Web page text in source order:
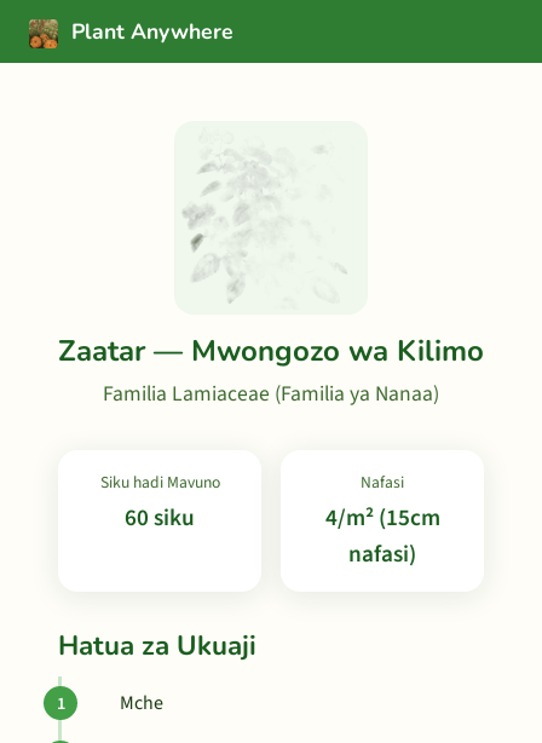
Plant Anywhere
Zaatar — Mwongozo wa Kilimo
Familia Lamiaceae (Familia ya Nanaa)
Siku hadi Mavuno
60 siku
Nafasi
4/m² (15cm
nafasi)
Hatua za Ukuaji
Mche